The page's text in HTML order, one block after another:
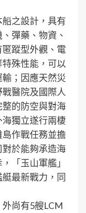
之設計，具有
彈藥、物資、
蹤型外觀、電
殊性能，可以
；因應天然災
醫院及國際人
的防空與對海
獨立遂行兩棲
作戰任務並擔
於能夠承造海
「玉山軍艦」
最新戰力，同
尚有5艘LCM